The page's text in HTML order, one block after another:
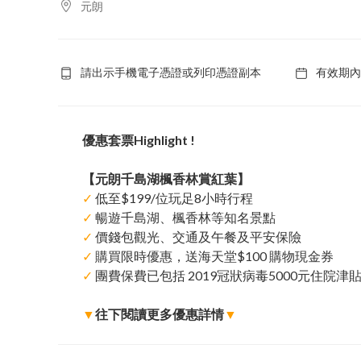
元朗
請出示手機電子憑證或列印憑證副本 有效期
優惠套票Highlight !
【元朗千島湖楓香林賞紅葉】
✓ 低至$199/位玩足8小時行程
✓ 暢遊千島湖、楓香林等知名景點
✓ 價錢包觀光、交通及午餐及平安保險
✓ 購買限時優惠，送海天堂$100 購物現金券
✓ 團費保費已包括 2019冠狀病毒5000元住院津貼
▼往下閱讀更多優惠詳情▼